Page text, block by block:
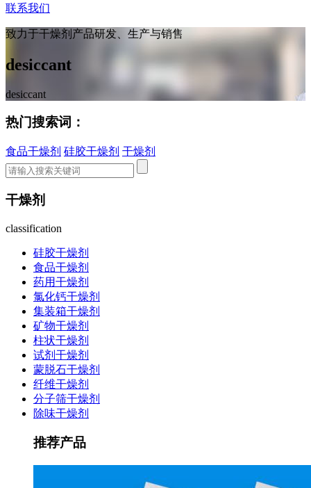
联系我们
致力于干燥剂产品研发、生产与销售
desiccant
desiccant
热门搜索词：
食品干燥剂 硅胶干燥剂 干燥剂
干燥剂
classification
硅胶干燥剂
食品干燥剂
药用干燥剂
氯化钙干燥剂
集装箱干燥剂
矿物干燥剂
柱状干燥剂
试剂干燥剂
蒙脱石干燥剂
纤维干燥剂
分子筛干燥剂
除味干燥剂
推荐产品